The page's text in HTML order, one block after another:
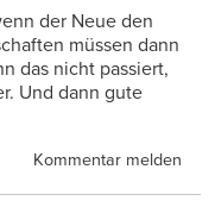
der Neue den
müssen dann
das nicht passiert,
Und dann gute
Kommentar melden